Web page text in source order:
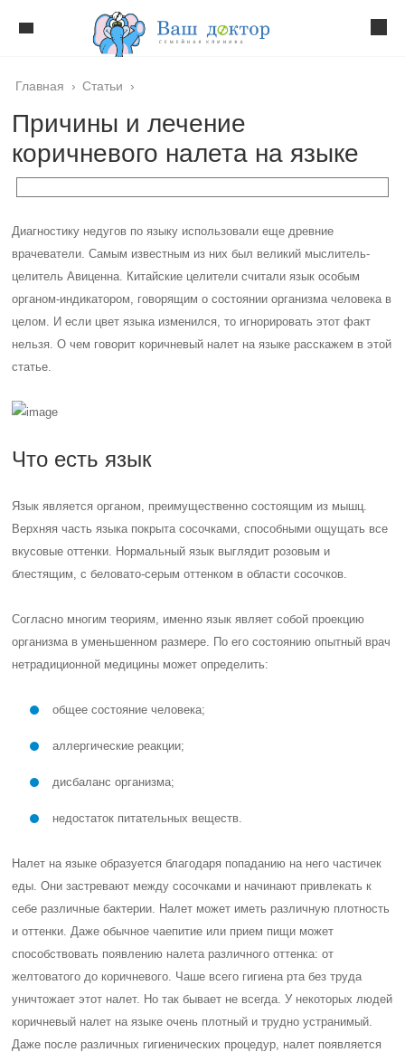
Главная › Статьи ›
Причины и лечение
коричневого налета на языке
Диагностику недугов по языку использовали еще древние
врачеватели. Самым известным из них был великий мыслитель-
целитель Авиценна. Китайские целители считали язык особым
органом-индикатором, говорящим о состоянии организма человека в
целом. И если цвет языка изменился, то игнорировать этот факт
нельзя. О чем говорит коричневый налет на языке расскажем в этой
статье.
Что есть язык
Язык является органом, преимущественно состоящим из мышц.
Верхняя часть языка покрыта сосочками, способными ощущать все
вкусовые оттенки. Нормальный язык выглядит розовым и
блестящим, с беловато-серым оттенком в области сосочков.
Согласно многим теориям, именно язык являет собой проекцию
организма в уменьшенном размере. По его состоянию опытный врач
нетрадиционной медицины может определить:
общее состояние человека;
аллергические реакции;
дисбаланс организма;
недостаток питательных веществ.
Налет на языке образуется благодаря попаданию на него частичек
еды. Они застревают между сосочками и начинают привлекать к
себе различные бактерии. Налет может иметь различную плотность
и оттенки. Даже обычное чаепитие или прием пищи может
способствовать появлению налета различного оттенка: от
желтоватого до коричневого. Чаше всего гигиена рта без труда
уничтожает этот налет. Но так бывает не всегда. У некоторых людей
коричневый налет на языке очень плотный и трудно устранимый.
Даже после различных гигиенических процедур, налет появляется